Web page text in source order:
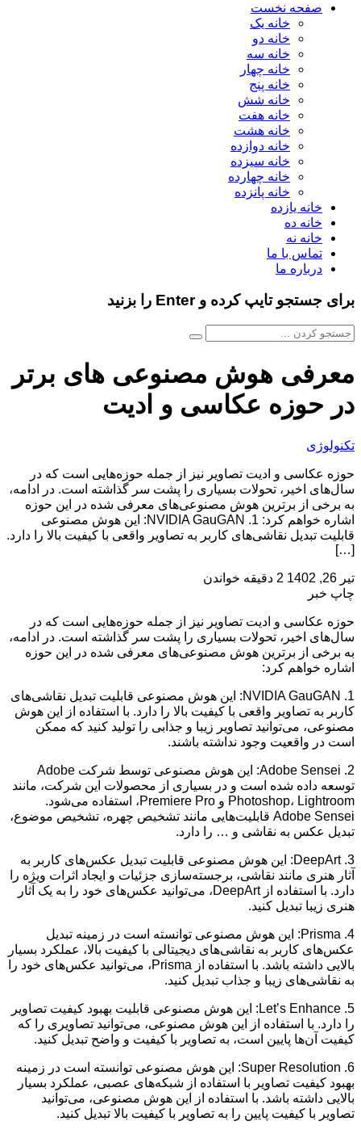
صفحه نخست
خانه یک
خانه دو
خانه سه
خانه چهار
خانه پنج
خانه شش
خانه هفت
خانه هشت
خانه دوازده
خانه سیزده
خانه چهارده
خانه پانزده
خانه یازده
خانه ده
خانه نه
تماس با ما
درباره ما
برای جستجو تایپ کرده و Enter را بزنید
معرفی هوش مصنوعی های برتر
در حوزه عکاسی و ادیت
تکنولوژی
حوزه عکاسی و ادیت تصاویر نیز از جمله حوزه‌هایی است که در
سال‌های اخیر، تحولات بسیاری را پشت سر گذاشته است. در ادامه،
به برخی از برترین هوش مصنوعی‌های معرفی شده در این حوزه
اشاره خواهم کرد: 1. NVIDIA GauGAN: این هوش مصنوعی
قابلیت تبدیل نقاشی‌های کاربر به تصاویر واقعی با کیفیت بالا را دارد.
[…]
تیر 26, 1402
2 دقیقه خواندن
چاپ خبر
حوزه عکاسی و ادیت تصاویر نیز از جمله حوزه‌هایی است که در
سال‌های اخیر، تحولات بسیاری را پشت سر گذاشته است. در ادامه،
به برخی از برترین هوش مصنوعی‌های معرفی شده در این حوزه
اشاره خواهم کرد:
1. NVIDIA GauGAN: این هوش مصنوعی قابلیت تبدیل نقاشی‌های
کاربر به تصاویر واقعی با کیفیت بالا را دارد. با استفاده از این هوش
مصنوعی، می‌توانید تصاویر زیبا و جذابی را تولید کنید که ممکن
است در واقعیت وجود نداشته باشند.
2. Adobe Sensei: این هوش مصنوعی توسط شرکت Adobe
توسعه داده شده است و در بسیاری از محصولات این شرکت، مانند
Photoshop، Lightroom و Premiere Pro، استفاده می‌شود.
Adobe Sensei قابلیت‌هایی مانند تشخیص چهره، تشخیص موضوع،
تبدیل عکس به نقاشی و … را دارد.
3. DeepArt: این هوش مصنوعی قابلیت تبدیل عکس‌های کاربر به
آثار هنری مانند نقاشی، برجسته‌سازی جزئیات و ایجاد اثرات ویژه را
دارد. با استفاده از DeepArt، می‌توانید عکس‌های خود را به یک آثار
هنری زیبا تبدیل کنید.
4. Prisma: این هوش مصنوعی توانسته است در زمینه تبدیل
عکس‌های کاربر به نقاشی‌های دیجیتالی با کیفیت بالا، عملکرد بسیار
بالایی داشته باشد. با استفاده از Prisma، می‌توانید عکس‌های خود را
به نقاشی‌های زیبا و جذاب تبدیل کنید.
5. Let’s Enhance: این هوش مصنوعی قابلیت بهبود کیفیت تصاویر
را دارد. با استفاده از این هوش مصنوعی، می‌توانید تصاویری را که
کیفیت آن‌ها پایین است، به تصاویر با کیفیت و واضح تبدیل کنید.
6. Super Resolution: این هوش مصنوعی توانسته است در زمینه
بهبود کیفیت تصاویر با استفاده از شبکه‌های عصبی، عملکرد بسیار
بالایی داشته باشد. با استفاده از این هوش مصنوعی، می‌توانید
تصاویر با کیفیت پایین را به تصاویر با کیفیت بالا تبدیل کنید.